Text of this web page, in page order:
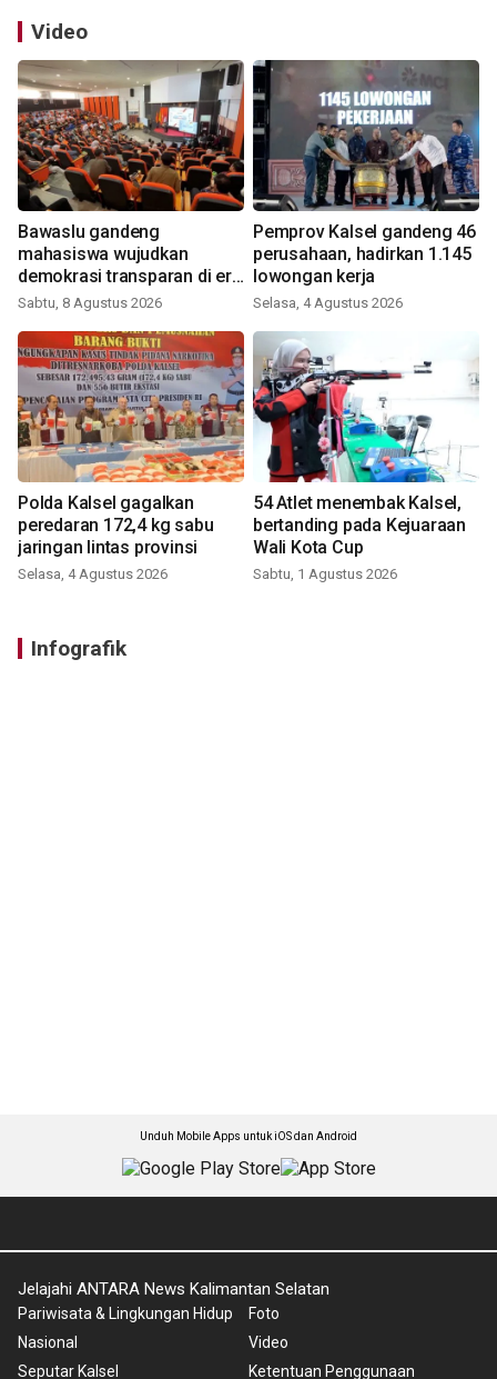
Video
Bawaslu gandeng
mahasiswa wujudkan
demokrasi transparan di era
digital
Sabtu, 8 Agustus 2026
Pemprov Kalsel gandeng 46
perusahaan, hadirkan 1.145
lowongan kerja
Selasa, 4 Agustus 2026
Polda Kalsel gagalkan
peredaran 172,4 kg sabu
jaringan lintas provinsi
Selasa, 4 Agustus 2026
54 Atlet menembak Kalsel,
bertanding pada Kejuaraan
Wali Kota Cup
Sabtu, 1 Agustus 2026
Infografik
Unduh Mobile Apps untuk iOS dan Android
Jelajahi ANTARA News Kalimantan Selatan
Pariwisata & Lingkungan Hidup
Nasional
Seputar Kalsel
Foto
Video
Ketentuan Penggunaan